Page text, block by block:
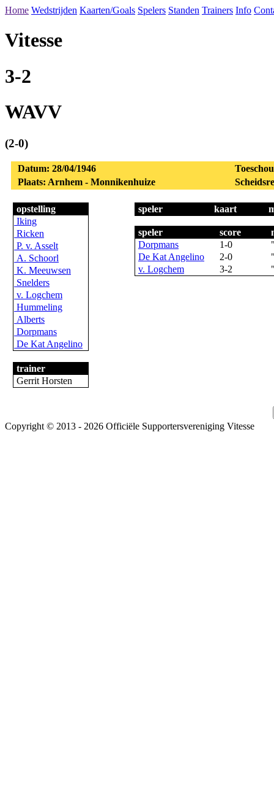
Home Wedstrijden Kaarten/Goals Spelers Standen Trainers Info
Vitesse
3-2
WAVV
(2-0)
Datum: 28/04/1946
Plaats: Arnhem - Monnikenhuize
opstelling
Iking
Ricken
P. v. Asselt
A. Schoorl
K. Meeuwsen
Snelders
v. Logchem
Hummeling
Alberts
Dorpmans
De Kat Angelino
trainer
Gerrit Horsten
speler kaart
speler score
Dorpmans
1-0
De Kat Angelino
2-0
v. Logchem
3-2
Copyright © 2013 - 2026 Officiële Supportersvereniging Vitesse